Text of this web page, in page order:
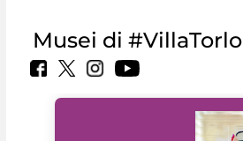
Musei di